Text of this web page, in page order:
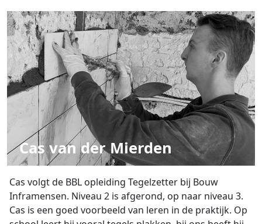
Cas van der Mierden
Cas volgt de BBL opleiding Tegelzetter bij Bouw
Inframensen. Niveau 2 is afgerond, op naar niveau 3.
Cas is een goed voorbeeld van leren in de praktijk. Op